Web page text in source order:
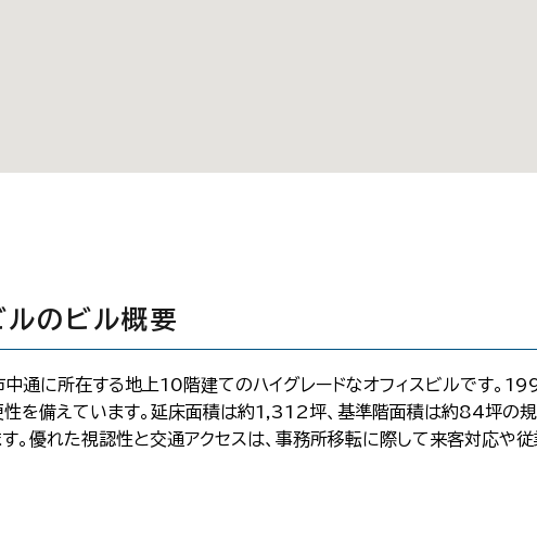
のビル概要
通に所在する地上10階建てのハイグレードなオフィスビルです。
を備えています。延床面積は約1,312坪、基準階面積は約84坪の規
。優れた視認性と交通アクセスは、事務所移転に際して来客対応や